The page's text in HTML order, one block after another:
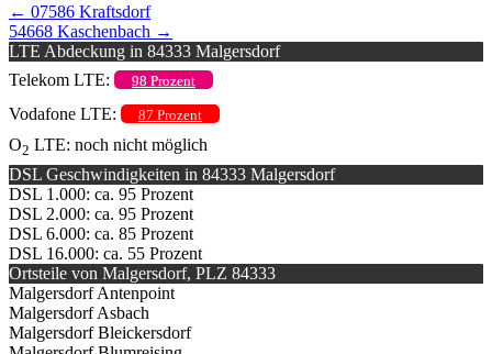
← 07586 Kraftsdorf
54668 Kaschenbach →
LTE Abdeckung in 84333 Malgersdorf
Telekom LTE:
98 Prozent
Vodafone LTE: 87 Prozent
O2 LTE: noch nicht möglich
DSL Geschwindigkeiten in 84333 Malgersdorf
DSL 1.000: ca. 95 Prozent
DSL 2.000: ca. 95 Prozent
DSL 6.000: ca. 85 Prozent
DSL 16.000: ca. 55 Prozent
Ortsteile von Malgersdorf, PLZ 84333
Malgersdorf Antenpoint
Malgersdorf Asbach
Malgersdorf Bleickersdorf